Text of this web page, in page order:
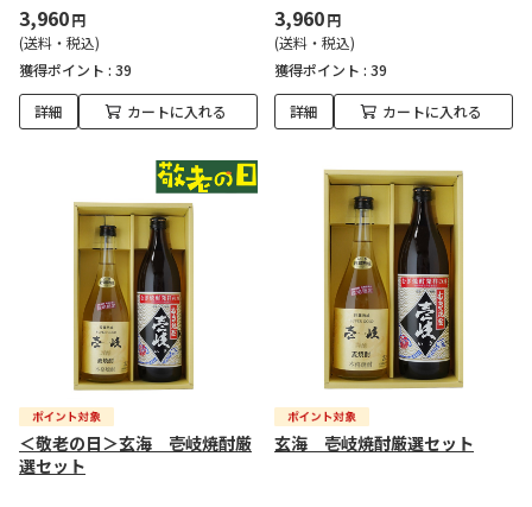
3,960円
(送料・税込)
獲得ポイント : 39
詳細 カートに入れる
3,960円
(送料・税込)
獲得ポイント : 39
詳細 カートに入れる
＜敬老の日＞玄海 壱岐焼酎厳
選セット
玄海 壱岐焼酎厳選セット